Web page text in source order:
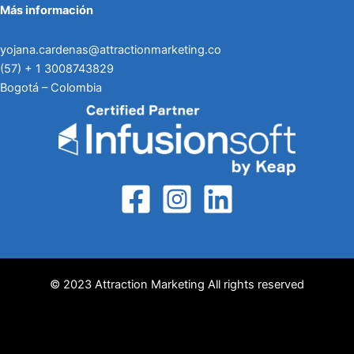
Más información
yojana.cardenas@attractionmarketing.co
(57) + 1 3008743829
Bogotá – Colombia
© 2023 Attraction Marketing All rights reserved